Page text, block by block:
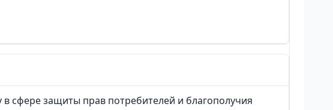
сфере защиты прав потребителей и благополучия